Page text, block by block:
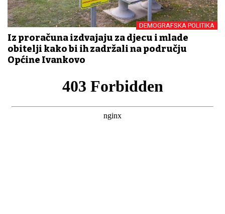
DEMOGRAFSKA POLITIKA
Iz proračuna izdvajaju za djecu i mlade
obitelji kako bi ih zadržali na području
Općine Ivankovo